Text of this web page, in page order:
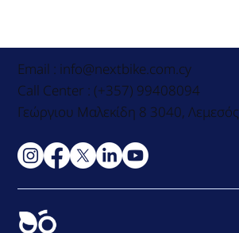
Email : info@nextbike.com.cy
Call Center : (+357) 99408094
Γεώργιου Μαλεκίδη 8 3040, Λεμεσός